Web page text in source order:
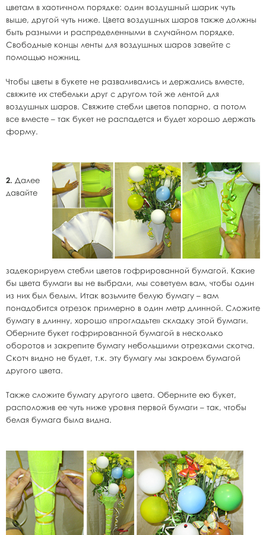
цветам в хаотичном порядке: один воздушный шарик чуть
выше, другой чуть ниже. Цвета воздушных шаров также должны
быть разными и распределенными в случайном порядке.
Свободные концы ленты для воздушных шаров завейте с
помощью ножниц.
Чтобы цветы в букете не разваливались и держались вместе,
свяжите их стебельки друг с другом той же лентой для
воздушных шаров. Свяжите стебли цветов попарно, а потом
все вместе – так букет не распадется и будет хорошо держать
форму.
2. Далее
давайте
задекорируем стебли цветов гофрированной бумагой. Какие
бы цвета бумаги вы не выбрали, мы советуем вам, чтобы один
из них был белым. Итак возьмите белую бумагу – вам
понадобится отрезок примерно в один метр длинной. Сложите
бумагу в длинну, хорошо «прогладьте» складку этой бумаги.
Оберните букет гофрированной бумагой в несколько
оборотов и закрепите бумагу небольшими отрезками скотча.
Скотч видно не будет, т.к. эту бумагу мы закроем бумагой
другого цвета.
Также сложите бумагу другого цвета. Оберните ею букет,
расположив ее чуть ниже уровня первой бумаги – так, чтобы
белая бумага была видна.